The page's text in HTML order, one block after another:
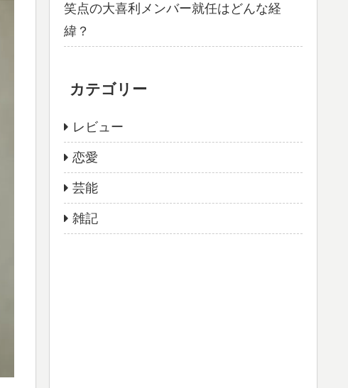
笑点の大喜利メンバー就任はどんな経
緯？
カテゴリー
レビュー
恋愛
芸能
雑記